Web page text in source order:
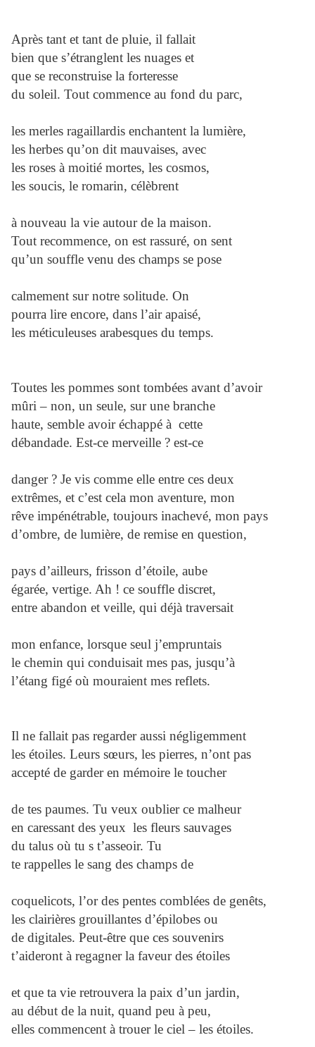
Après tant et tant de pluie, il fallait
bien que s’étranglent les nuages et
que se reconstruise la forteresse
du soleil. Tout commence au fond du parc,
les merles ragaillardis enchantent la lumière,
les herbes qu’on dit mauvaises, avec
les roses à moitié mortes, les cosmos,
les soucis, le romarin, célèbrent
à nouveau la vie autour de la maison.
Tout recommence, on est rassuré, on sent
qu’un souffle venu des champs se pose
calmement sur notre solitude. On
pourra lire encore, dans l’air apaisé,
les méticuleuses arabesques du temps.
Toutes les pommes sont tombées avant d’avoir
mûri – non, un seule, sur une branche
haute, semble avoir échappé à cette
débandade. Est-ce merveille ? est-ce
danger ? Je vis comme elle entre ces deux
extrêmes, et c’est cela mon aventure, mon
rêve impénétrable, toujours inachevé, mon pays
d’ombre, de lumière, de remise en question,
pays d’ailleurs, frisson d’étoile, aube
égarée, vertige. Ah ! ce souffle discret,
entre abandon et veille, qui déjà traversait
mon enfance, lorsque seul j’empruntais
le chemin qui conduisait mes pas, jusqu’à
l’étang figé où mouraient mes reflets.
Il ne fallait pas regarder aussi négligemment
les étoiles. Leurs sœurs, les pierres, n’ont pas
accepté de garder en mémoire le toucher
de tes paumes. Tu veux oublier ce malheur
en caressant des yeux les fleurs sauvages
du talus où tu s t’asseoir. Tu
te rappelles le sang des champs de
coquelicots, l’or des pentes comblées de genêts,
les clairières grouillantes d’épilobes ou
de digitales. Peut-être que ces souvenirs
t’aideront à regagner la faveur des étoiles
et que ta vie retrouvera la paix d’un jardin,
au début de la nuit, quand peu à peu,
elles commencent à trouer le ciel – les étoiles.